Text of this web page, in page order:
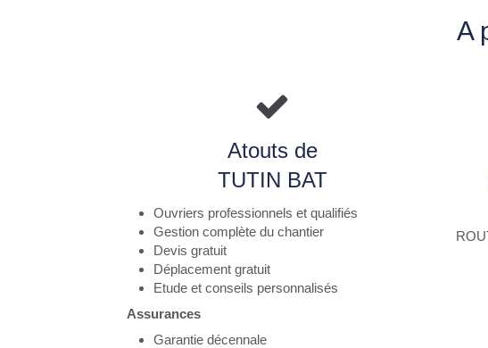
A
Atouts de
TUTIN BAT
Ouvriers professionnels et qualifiés
Gestion complète du chantier
Devis gratuit
Déplacement gratuit
Etude et conseils personnalisés
Assurances
Garantie décennale